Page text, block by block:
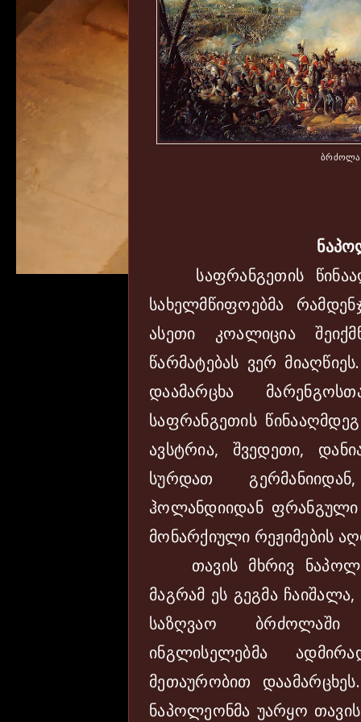
ბრძოლა
საფრანგეთის
სახელმწიფოებმა
ასეთი კოალიცია
წარმატებას ვერ
დაამარცხა
საფრანგეთის
ავსტრია, შვედეთი,
სურდათ
ჰოლანდიიდან ფრანგული
მონარქიული რეჟიმების
თავის მხრივ
მაგრამ ეს გეგმა
საზღვაო
ინგლისელებმა
მეთაურობით
ნაპოლეონმა უარყო